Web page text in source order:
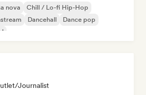
nova
Chill / Lo-fi Hip-Hop
Dancehall
Dance pop
Journalist